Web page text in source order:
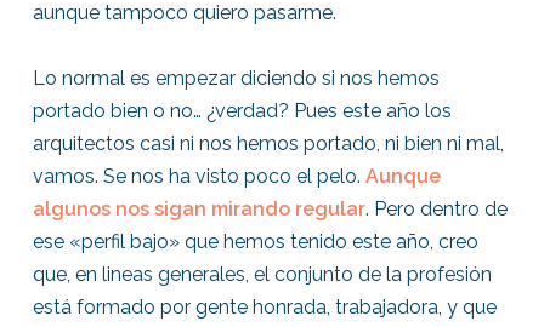
aunque tampoco quiero pasarme.
Lo normal es empezar diciendo si nos hemos
portado bien o no… ¿verdad? Pues este año los
arquitectos casi ni nos hemos portado, ni bien ni mal,
vamos. Se nos ha visto poco el pelo. Aunque
algunos nos sigan mirando regular. Pero dentro de
ese «perfil bajo» que hemos tenido este año, creo
que, en lineas generales, el conjunto de la profesión
está formado por gente honrada, trabajadora, y que